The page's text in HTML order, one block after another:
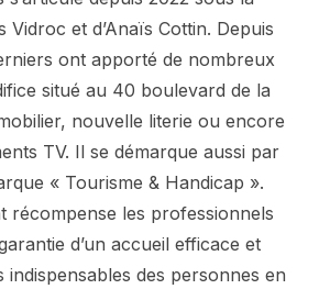
Vidroc et d’Anaïs Cottin. Depuis
ont apporté de nombreux
situé au 40 boulevard de la
nouvelle literie ou encore
TV. Il se démarque aussi par
« Tourisme & Handicap ».
récompense les professionnels
d’un accueil efficace et
indispensables des personnes en